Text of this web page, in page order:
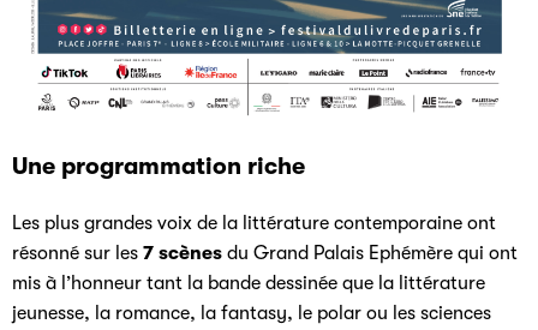
Une programmation riche
Les plus grandes voix de la littérature contemporaine ont
résonné sur les 7 scènes du Grand Palais Ephémère qui ont
mis à l’honneur tant la bande dessinée que la littérature
jeunesse, la romance, la fantasy, le polar ou les sciences